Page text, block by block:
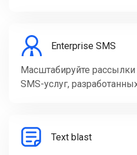
Enterprise SMS
Масштабируйте
SMS-услуг,
Text blast